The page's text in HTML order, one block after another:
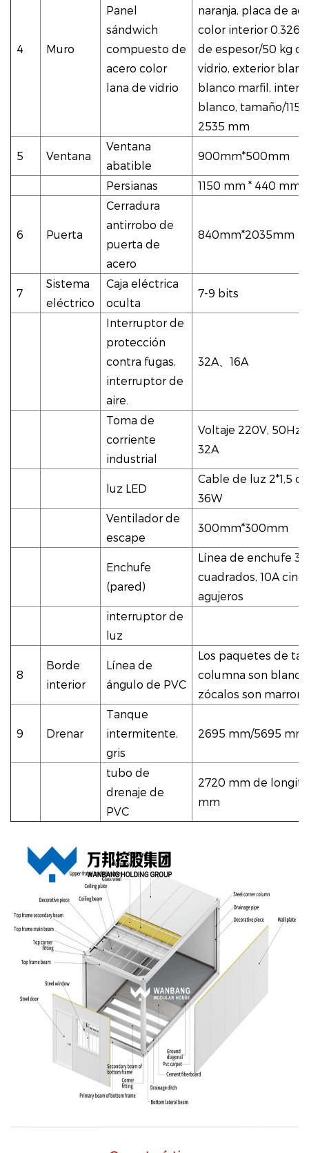
4 Muro
Panel
sándwich
compuesto de
acero color
lana de vidrio
naranja, placa de
color interior 0.326/
de espesor/50 kg
vidrio, exterior
blanco marfil,
blanco, tamaño/
2535 mm
5 Ventana
Ventana
abatible
900mm*500mm
Persianas 1150 mm * 440 mm
6 Puerta
Cerradura
antirrobo de
puerta de
acero
840mm*2035mm
7
Sistema
eléctrico
Caja eléctrica
oculta
7-9 bits
Interruptor de
protección
contra fugas,
interruptor de
aire.
32A 16A
Toma de
corriente
industrial
Voltaje 220V, 50Hz,
32A
luz LED
Cable de luz 2*1,5
36W
Ventilador de
escape
300mm*300mm
Enchufe
(pared)
Línea de enchufe
cuadrados, 10A
agujeros
interruptor de
luz
8
Borde
interior
Línea de
ángulo de PVC
Los paquetes de
columna son
zócalos son
9 Drenar
Tanque
intermitente,
gris
2695 mm/5695 mm
tubo de
drenaje de
PVC
2720 mm de
mm